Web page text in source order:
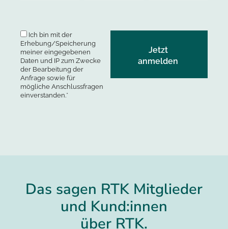
Ich bin mit der
Erhebung/Speicherung
meiner eingegebenen
Daten und IP zum Zwecke
der Bearbeitung der
Anfrage sowie für
mögliche Anschlussfragen
einverstanden.*
Das sagen RTK Mitglieder
und Kund:innen
über RTK.